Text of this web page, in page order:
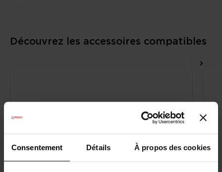
Consentement Détails À propos des cookies
Découvrez les accessoires compatibles